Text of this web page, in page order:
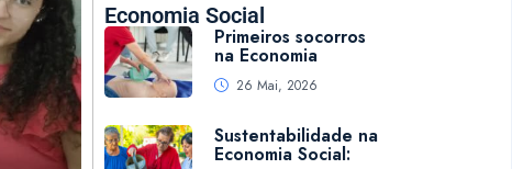
Economia Social
Primeiros socorros
na Economia
26 Mai, 2026
Sustentabilidade na
Economia Social: